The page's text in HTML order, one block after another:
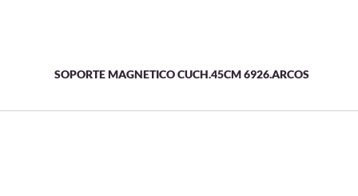
SOPORTE MAGNETICO CUCH.45CM 6926.ARCOS